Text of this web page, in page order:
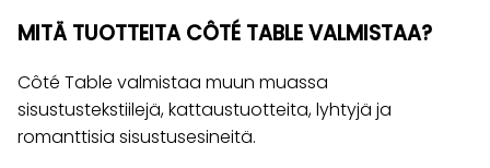
MITÄ TUOTTEITA CÔTÉ TABLE VALMISTAA?
Côté Table valmistaa muun muassa
sisustustekstiilejä, kattaustuotteita, lyhtyjä ja
romanttisia sisustusesineitä.